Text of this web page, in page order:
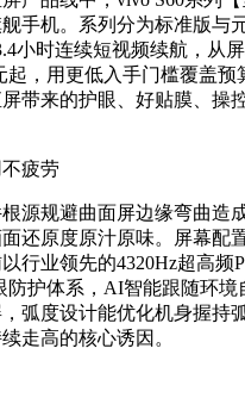
手机。系列分为标准版与
小时连续短视频续航，
起，用更低入手门槛覆盖
带来的护眼、好贴膜、
疲劳
源规避曲面屏边缘弯曲造
还原度原汁原味。屏幕配
行业领先的4320Hz超高
护体系，AI智能跟随环
弧度设计能优化机身握
走高的核心诱因。